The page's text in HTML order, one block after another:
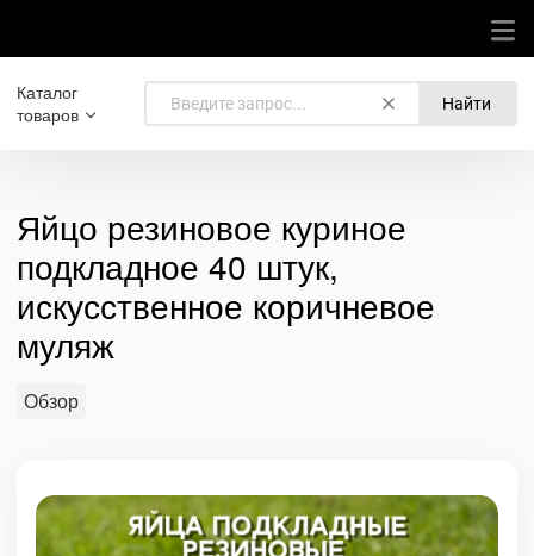
Каталог
товаров
Найти
Яйцо резиновое куриное
подкладное 40 штук,
искусственное коричневое
муляж
Обзор